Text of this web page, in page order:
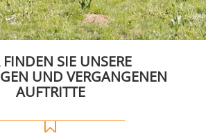
FINDEN SIE UNSERE
UND VERGANGENEN
AUFTRITTE